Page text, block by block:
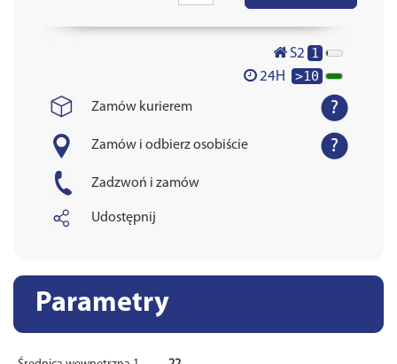
S2 1
24H >10
Zamów kurierem
Zamów i odbierz osobiście
Zadzwoń i zamów
Udostępnij
Parametry